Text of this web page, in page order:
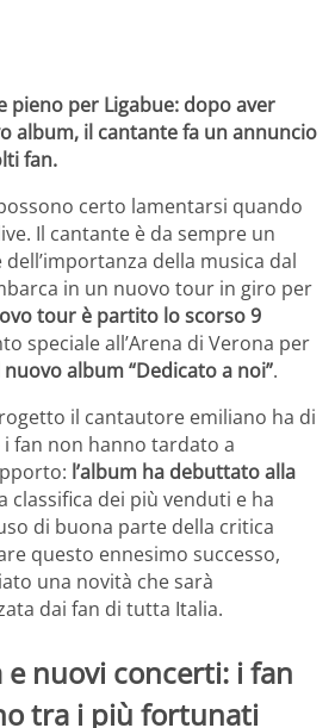
pieno per Ligabue: dopo aver
album, il cantante fa un annuncio
fan.
certo lamentarsi quando
Il cantante è da sempre un
della musica dal
in un nuovo tour in giro per
tour è partito lo scorso 9
speciale all’Arena di Verona per
album “Dedicato a noi”.
il cantautore emiliano ha di
fan non hanno tardato a
l’album ha debuttato alla
classifica dei più venduti e ha
di buona parte della critica
questo ennesimo successo,
una novità che sarà
dai fan di tutta Italia.
e nuovi concerti: i fan
tra i più fortunati